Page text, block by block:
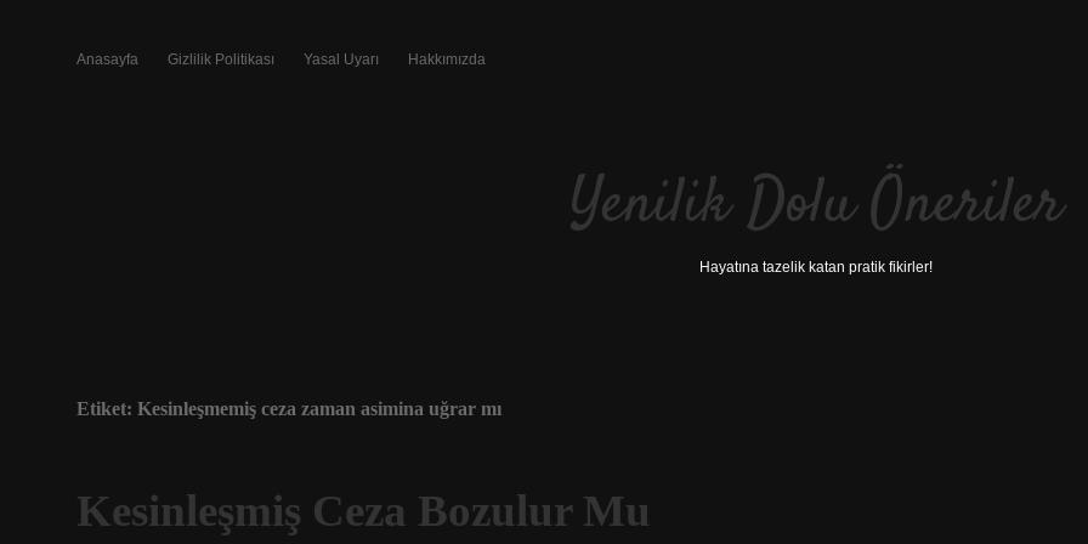
Anasayfa Gizlilik Politikası Yasal Uyarı Hakkımızda
Yenilik Dolu Öneriler
Hayatına tazelik katan pratik fikirler!
Etiket: Kesinleşmemiş ceza zaman asimina uğrar mı
Kesinleşmiş Ceza Bozulur Mu